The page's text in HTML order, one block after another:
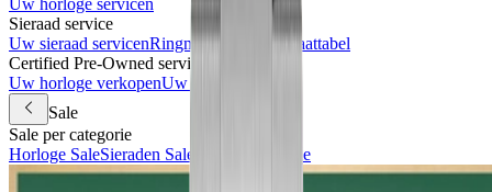
Uw horloge servicen
Sieraad service
Uw sieraad servicenRingmaat meten & maattabel
Certified Pre-Owned services
Uw horloge verkopenUw horloge inruilen
Sale
Sale per categorie
Horloge SaleSieraden Sale Accessoires Sale